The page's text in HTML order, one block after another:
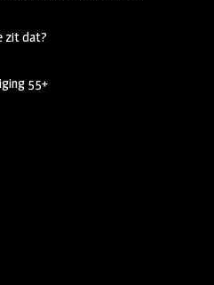
zit dat?
55+